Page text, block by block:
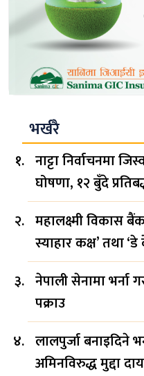
भर्खरै
नाट्टा निर्वाचनमा
घोषणा, १२ बुँदे
महालक्ष्मी विकास
स्याहार कक्ष’ तथा
नेपाली सेनामा भर्ना
पक्राउ
लालपुर्जा बनाइदिने
अमिनविरुद्ध मुद्दा